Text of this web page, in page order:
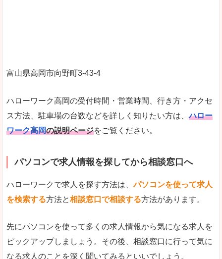
富山県高岡市向野町3‐43‐4
ハローワーク高岡の受付時間・営業時間、行き方・アクセ
ス方法、駐車場の台数などを詳しく知りたい方は、ハロー
ワーク高岡の説明ページをご覧ください。
パソコンで求人情報を探してから相談窓口へ
ハローワークで求人を探す方法は、パソコンを使って求人
を検索する方法と相談窓口で相談する方法があります。
先にパソコンを使って多くの求人情報から気になる求人を
ピックアップしましょう。その後、相談窓口に行って気に
なる求人のことを深く聞いてみるといいでしょう。